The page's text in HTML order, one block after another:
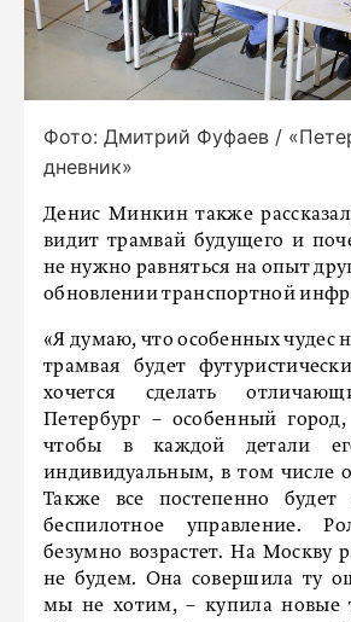
Фото: Дмитрий Фуфаев /
дневник»
Денис Минкин также
видит трамвай будущего и
не нужно равняться на опыт
обновлении транспортной
«Я думаю, что особенных чудес
трамвая будет
хочется сделать
Петербург – особенный
чтобы в каждой детали
индивидуальным, в том числе
Также все постепенно будет
беспилотное управление.
безумно возрастет. На Москву
не будем. Она совершила ту
мы не хотим, – купила новые